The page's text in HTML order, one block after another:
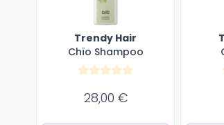
Trendy Hair
Chïo Shampoo
28,00 €